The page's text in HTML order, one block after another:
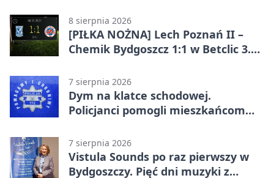
8 sierpnia 2026
[PIŁKA NOŻNA] Lech Poznań II –
Chemik Bydgoszcz 1:1 w Betclic 3.
Bydgoszczanie wywieźli punkt z
Wronek
7 sierpnia 2026
Dym na klatce schodowej.
Policjanci pomogli mieszkańcom
7 sierpnia 2026
Vistula Sounds po raz pierwszy w
Bydgoszczy. Pięć dni muzyki z